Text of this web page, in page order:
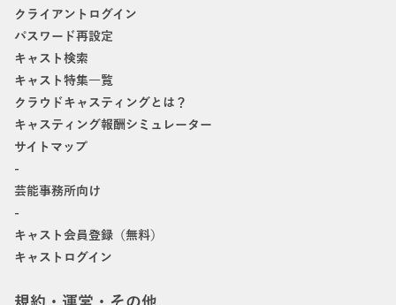
クライアントログイン
パスワード再設定
キャスト検索
キャスト特集一覧
クラウドキャスティングとは？
キャスティング報酬シミュレーター
サイトマップ
-
芸能事務所向け
-
キャスト会員登録（無料）
キャストログイン